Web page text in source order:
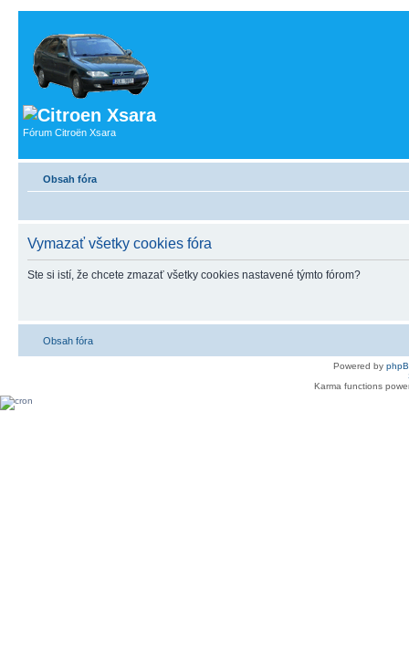
Fórum Citroën Xsara
Obsah fóra
Vymazať všetky cookies fóra
Ste si istí, že chcete zmazať všetky cookies nastavené týmto fórom?
Obsah fóra
Powered by
Karma functions